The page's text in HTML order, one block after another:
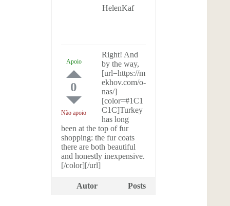
HelenKaf
Apoio
0
Não apoio
Right! And
by the way,
[url=https://m
ekhov.com/o-
nas/]
[color=#1C1
C1C]Turkey
has long
been at the top of fur
shopping: the fur coats
there are both beautiful
and honestly inexpensive.
[/color][/url]
Autor Posts